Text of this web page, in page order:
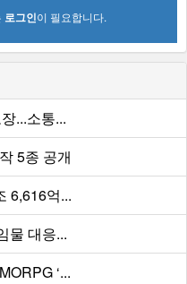
로그인이 필요합니다.
...소통...
5종 공개
6,616억...
물 대응...
‘...